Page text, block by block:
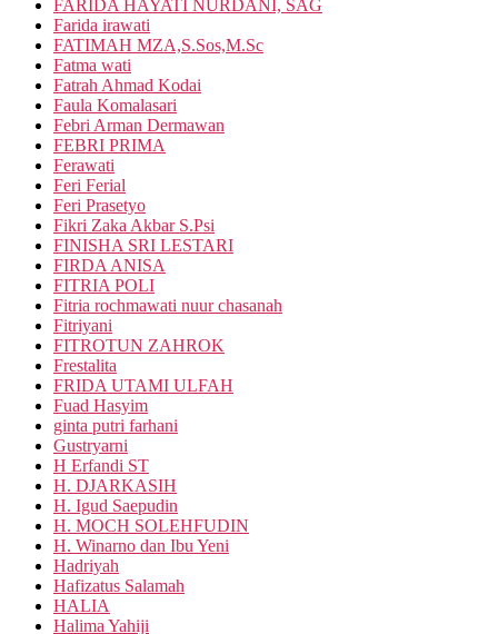
FARIDA HAYATI NURDANI, SAG
Farida irawati
FATIMAH MZA,S.Sos,M.Sc
Fatma wati
Fatrah Ahmad Kodai
Faula Komalasari
Febri Arman Dermawan
FEBRI PRIMA
Ferawati
Feri Ferial
Feri Prasetyo
Fikri Zaka Akbar S.Psi
FINISHA SRI LESTARI
FIRDA ANISA
FITRIA POLI
Fitria rochmawati nuur chasanah
Fitriyani
FITROTUN ZAHROK
Frestalita
FRIDA UTAMI ULFAH
Fuad Hasyim
ginta putri farhani
Gustryarni
H Erfandi ST
H. DJARKASIH
H. Igud Saepudin
H. MOCH SOLEHFUDIN
H. Winarno dan Ibu Yeni
Hadriyah
Hafizatus Salamah
HALIA
Halima Yahiji